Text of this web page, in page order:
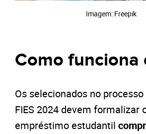
Imagem: Freepik
Como funciona
Os selecionados no
FIES 2024 devem formalizar
empréstimo estudantil